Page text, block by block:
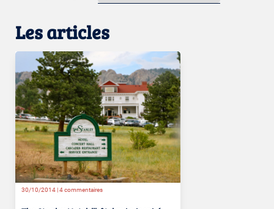
Les articles
30/10/2014 |4 commentaires